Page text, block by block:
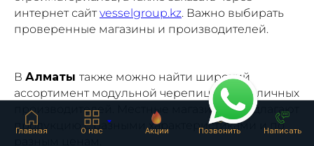
Главная О нас Акции Позвонить Написать
интернет сайтvesselgroup.kz. Важно выбирать
проверенные магазины и производителей.
В Алматы также можно найти широкий
ассортимент модульной черепицы от различных
производителей. Местные магазины предлагают
продукцию с разными характеристиками и по